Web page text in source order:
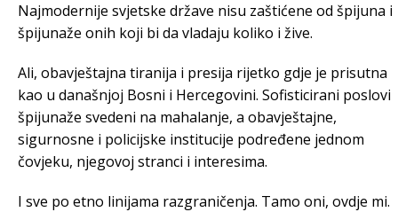
Najmodernije svjetske države nisu zaštićene od špijuna i
špijunaže onih koji bi da vladaju koliko i žive.
Ali, obavještajna tiranija i presija rijetko gdje je prisutna
kao u današnjoj Bosni i Hercegovini. Sofisticirani poslovi
špijunaže svedeni na mahalanje, a obavještajne,
sigurnosne i policijske institucije podređene jednom
čovjeku, njegovoj stranci i interesima.
I sve po etno linijama razgraničenja. Tamo oni, ovdje mi.